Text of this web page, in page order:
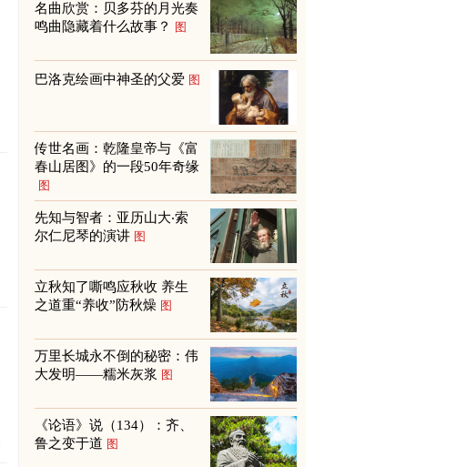
名曲欣赏：贝多芬的月光奏
鸣曲隐藏着什么故事？
图
巴洛克绘画中神圣的父爱 图
传世名画：乾隆皇帝与《富
春山居图》的一段50年奇缘
图
先知与智者：亚历山大‧索
尔仁尼琴的演讲 图
立秋知了嘶鸣应秋收 养生
之道重“养收”防秋燥 图
万里长城永不倒的秘密：伟
大发明——糯米灰浆 图
《论语》说（134）：齐、
鲁之变于道 图